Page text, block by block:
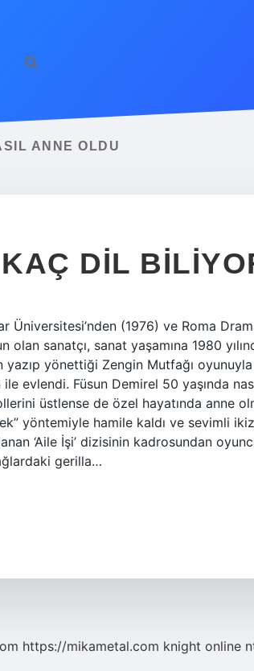
ANNE OLDU
DIL
Üniversitesi’nden (1976) ve Roma
sanatçı, sanat yaşamına 1980
yazıp yönettiği Zengin Mutfağı
evlendi. Füsun Demirel 50 yaşında
üstlense de özel hayatında anne
yöntemiyle hamile kaldı ve sevimli
‘Aile İşi’ dizisinin kadrosundan
gerilla…
https://mikametal.com knight online